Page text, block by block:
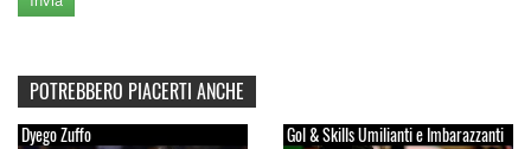
POTREBBERO PIACERTI ANCHE
Dyego Zuffo Gol & Skills Umilianti e Imbarazzanti